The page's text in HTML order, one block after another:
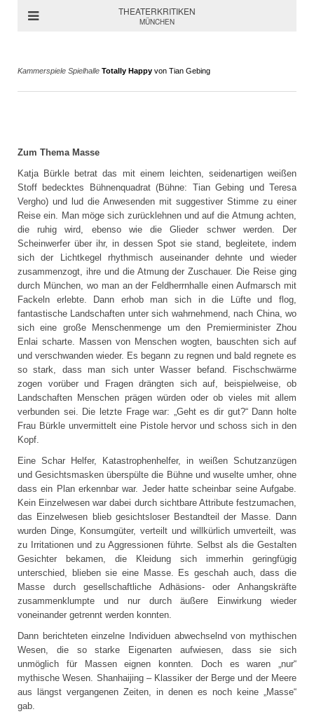
THEATERKRITIKEN
MÜNCHEN
Kammerspiele Spielhalle Totally Happy von Tian Gebing
Zum Thema Masse
Katja Bürkle betrat das mit einem leichten, seidenartigen weißen
Stoff bedecktes Bühnenquadrat (Bühne: Tian Gebing und Teresa
Vergho) und lud die Anwesenden mit suggestiver Stimme zu einer
Reise ein. Man möge sich zurücklehnen und auf die Atmung achten,
die ruhig wird, ebenso wie die Glieder schwer werden. Der
Scheinwerfer über ihr, in dessen Spot sie stand, begleitete, indem
sich der Lichtkegel rhythmisch auseinander dehnte und wieder
zusammenzogt, ihre und die Atmung der Zuschauer. Die Reise ging
durch München, wo man an der Feldherrnhalle einen Aufmarsch mit
Fackeln erlebte. Dann erhob man sich in die Lüfte und flog,
fantastische Landschaften unter sich wahrnehmend, nach China, wo
sich eine große Menschenmenge um den Premierminister Zhou
Enlai scharte. Massen von Menschen wogten, bauschten sich auf
und verschwanden wieder. Es begann zu regnen und bald regnete es
so stark, dass man sich unter Wasser befand. Fischschwärme
zogen vorüber und Fragen drängten sich auf, beispielweise, ob
Landschaften Menschen prägen würden oder ob vieles mit allem
verbunden sei. Die letzte Frage war: „Geht es dir gut?“ Dann holte
Frau Bürkle unvermittelt eine Pistole hervor und schoss sich in den
Kopf.
Eine Schar Helfer, Katastrophenhelfer, in weißen Schutzanzügen
und Gesichtsmasken überspülte die Bühne und wuselte umher, ohne
dass ein Plan erkennbar war. Jeder hatte scheinbar seine Aufgabe.
Kein Einzelwesen war dabei durch sichtbare Attribute festzumachen,
das Einzelwesen blieb gesichtsloser Bestandteil der Masse. Dann
wurden Dinge, Konsumgüter, verteilt und willkürlich umverteilt, was
zu Irritationen und zu Aggressionen führte. Selbst als die Gestalten
Gesichter bekamen, die Kleidung sich immerhin geringfügig
unterschied, blieben sie eine Masse. Es geschah auch, dass die
Masse durch gesellschaftliche Adhäsions- oder Anhangskräfte
zusammenklumpte und nur durch äußere Einwirkung wieder
voneinander getrennt werden konnten.
Dann berichteten einzelne Individuen abwechselnd von mythischen
Wesen, die so starke Eigenarten aufwiesen, dass sie sich
unmöglich für Massen eignen konnten. Doch es waren „nur“
mythische Wesen. Shanhaijing – Klassiker der Berge und der Meere
aus längst vergangenen Zeiten, in denen es noch keine „Masse“
gab.